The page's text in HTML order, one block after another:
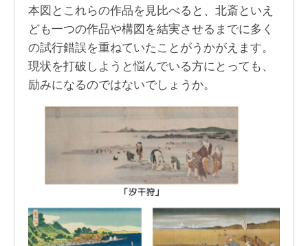
本図とこれらの作品を見比べると、北斎といえ
ども一つの作品や構図を結実させるまでに多く
の試行錯誤を重ねていたことがうかがえます。
現状を打破しようと悩んでいる方にとっても、
励みになるのではないでしょうか。